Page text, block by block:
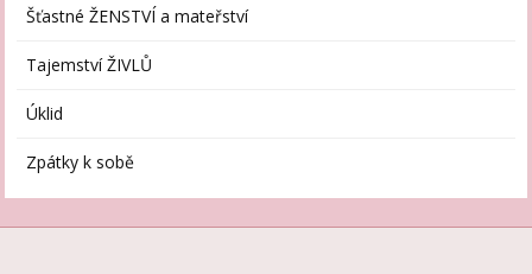
Šťastné ŽENSTVÍ a mateřství
Tajemství ŽIVLŮ
Úklid
Zpátky k sobě